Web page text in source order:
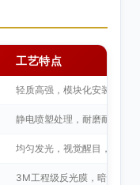
工艺特点
轻质高强，模块化安装，维
静电喷塑处理，耐磨耐刮
均匀发光，视觉醒目，节能
3M工程级反光膜，暗环境高